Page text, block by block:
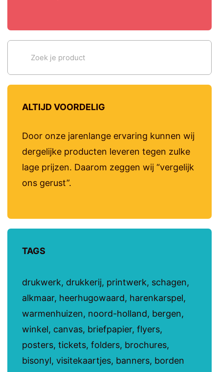
ALTIJD VOORDELIG
Door onze jarenlange ervaring kunnen wij
dergelijke producten leveren tegen zulke
lage prijzen. Daarom zeggen wij “vergelijk
ons gerust”.
TAGS
drukwerk, drukkerij, printwerk, schagen,
alkmaar, heerhugowaard, harenkarspel,
warmenhuizen, noord-holland, bergen,
winkel, canvas, briefpapier, flyers,
posters, tickets, folders, brochures,
bisonyl, visitekaartjes, banners, borden